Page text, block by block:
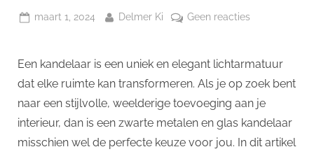
e
S
h
Geplaatst
maart 1, 2024 Door
Delmer Ki Geen reactiesop
en
Glas
Kandelaar:
Een
Weelderige
Toevoeging
Een kandelaar is een uniek en elegant lichtarmatuur
dat elke ruimte kan transformeren. Als je op zoek bent
naar een stijlvolle, weelderige toevoeging aan je
interieur, dan is een zwarte metalen en glas kandelaar
misschien wel de perfecte keuze voor jou. In dit artikel